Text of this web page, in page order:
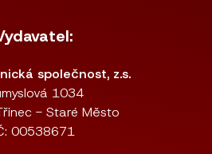
společnost, z.s.
1034
- Staré Město
00538671